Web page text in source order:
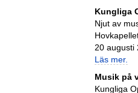
Kungliga
Njut av
20 augusti
Läs mer.
Musik på
Kungliga